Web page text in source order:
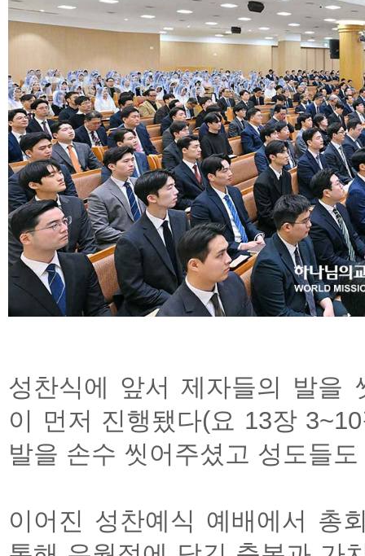
성찬식에 앞서 제자들의 발을
이 먼저 진행됐다(요 13장
발을 손수 씻어주셨고 성도들
이어진 성찬예식 예배에서 총